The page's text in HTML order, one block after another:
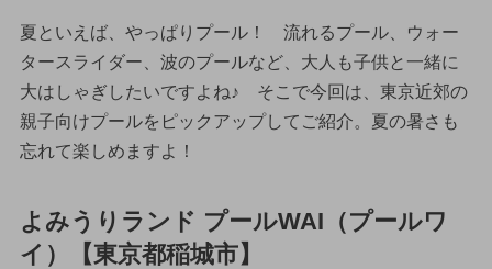
夏といえば、やっぱりプール！ 流れるプール、ウォー
タースライダー、波のプールなど、大人も子供と一緒に
大はしゃぎしたいですよね♪ そこで今回は、東京近郊の
親子向けプールをピックアップしてご紹介。夏の暑さも
忘れて楽しめますよ！
よみうりランド プールWAI（プールワ
イ）【東京都稲城市】